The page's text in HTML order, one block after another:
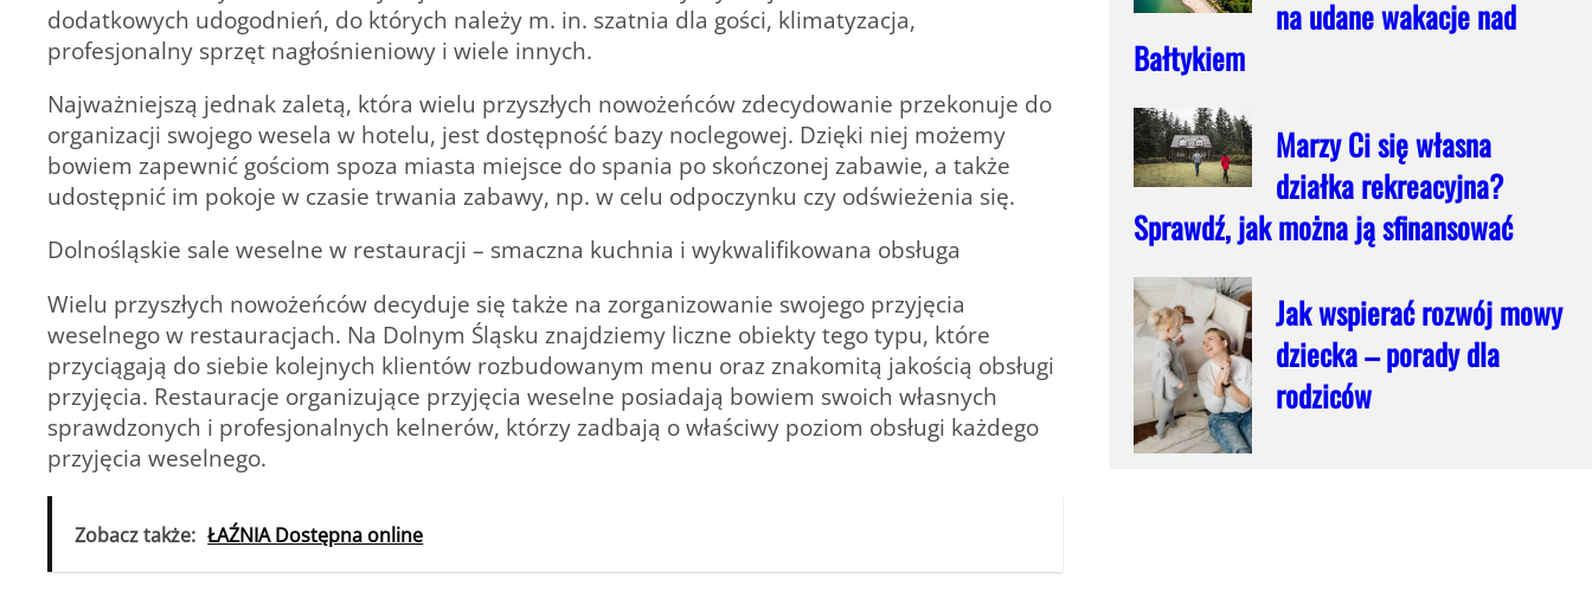
dodatkowych udogodnień, do których należy m. in. szatnia dla gości, klimatyzacja,
profesjonalny sprzęt nagłośnieniowy i wiele innych.
Najważniejszą jednak zaletą, która wielu przyszłych nowożeńców zdecydowanie przekonuje do
organizacji swojego wesela w hotelu, jest dostępność bazy noclegowej. Dzięki niej możemy
bowiem zapewnić gościom spoza miasta miejsce do spania po skończonej zabawie, a także
udostępnić im pokoje w czasie trwania zabawy, np. w celu odpoczynku czy odświeżenia się.
Dolnośląskie sale weselne w restauracji – smaczna kuchnia i wykwalifikowana obsługa
Wielu przyszłych nowożeńców decyduje się także na zorganizowanie swojego przyjęcia
weselnego w restauracjach. Na Dolnym Śląsku znajdziemy liczne obiekty tego typu, które
przyciągają do siebie kolejnych klientów rozbudowanym menu oraz znakomitą jakością obsługi
przyjęcia. Restauracje organizujące przyjęcia weselne posiadają bowiem swoich własnych
sprawdzonych i profesjonalnych kelnerów, którzy zadbają o właściwy poziom obsługi każdego
przyjęcia weselnego.
Zobacz także: ŁAŹNIA Dostępna online
na udane wakacje nad
Bałtykiem
Marzy Ci się własna
działka rekreacyjna?
Sprawdź, jak można ją sfinansować
Jak wspierać rozwój mowy
dziecka – porady dla
rodziców